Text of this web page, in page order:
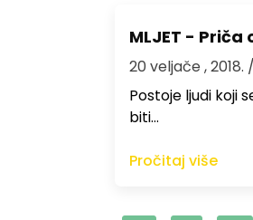
MLJET -
20 veljače , 2018.
Postoje ljudi koji
biti…
Pročitaj više